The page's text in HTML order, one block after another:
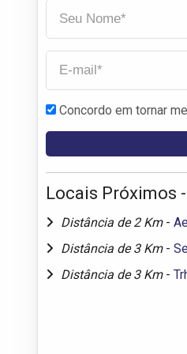
Concordo em tornar
Locais Próximos
Distância de 2 Km -
Distância de 3 Km -
Distância de 3 Km -